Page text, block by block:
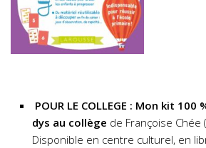
POUR LE COLLEGE : Mon kit
dys au collège de Françoise
Disponible en centre culturel, en